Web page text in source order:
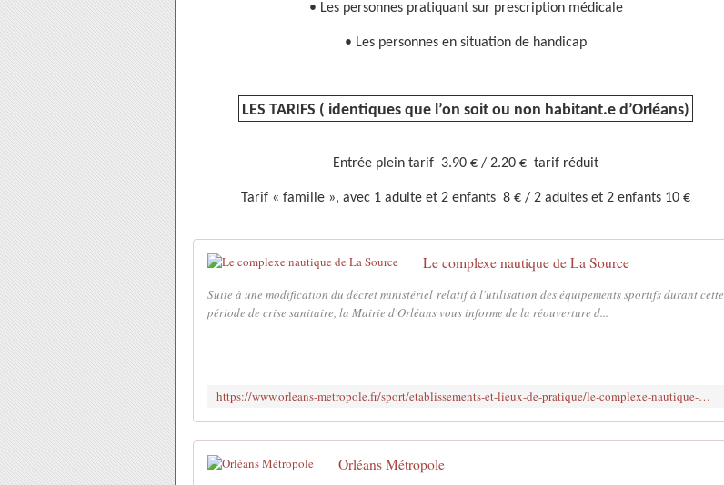
• Les personnes pratiquant sur prescription médicale
• Les personnes en situation de handicap
LES TARIFS ( identiques que l’on soit ou non habitant.e d’Orléans)
Entrée plein tarif 3.90 € / 2.20 € tarif réduit
Tarif « famille », avec 1 adulte et 2 enfants 8 € / 2 adultes et 2 enfants 10 €
Le complexe nautique de La Source
Suite à une modification du décret ministériel relatif à l'utilisation des équipements sportifs durant cette
période de crise sanitaire, la Mairie d'Orléans vous informe de la réouverture d...
https://www.orleans-metropole.fr/sport/etablissements-et-lieux-de-pratique/le-complexe-nautique-de-la-source
Orléans Métropole